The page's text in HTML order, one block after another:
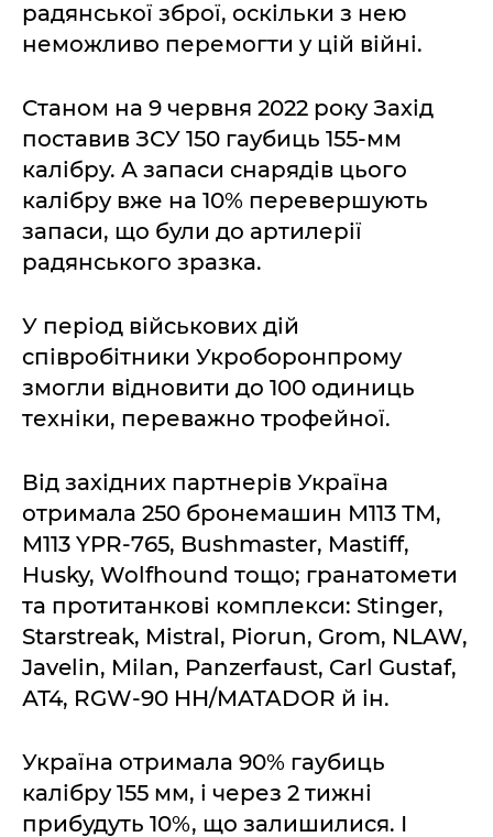
радянської зброї, оскільки з нею
неможливо перемогти у цій війні.
Станом на 9 червня 2022 року Захід
поставив ЗСУ 150 гаубиць 155-мм
калібру. А запаси снарядів цього
калібру вже на 10% перевершують
запаси, що були до артилерії
радянського зразка.
У період військових дій
співробітники Укроборонпрому
змогли відновити до 100 одиниць
техніки, переважно трофейної.
Від західних партнерів Україна
отримала 250 бронемашин М113 ТМ,
М113 YPR-765, Bushmaster, Mastiff,
Husky, Wolfhound тощо; гранатомети
та протитанкові комплекси: Stinger,
Starstreak, Mistral, Piorun, Grom, NLAW,
Javelin, Milan, Panzerfaust, Carl Gustaf,
АТ4, RGW-90 HH/MATADOR й ін.
Україна отримала 90% гаубиць
калібру 155 мм, і через 2 тижні
прибудуть 10%, що залишилися. І